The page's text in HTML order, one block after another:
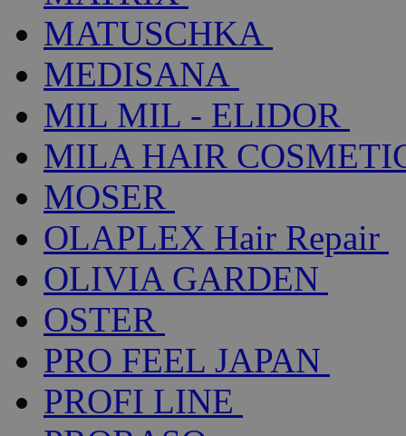
MATUSCHKA
MEDISANA
MIL MIL - ELIDOR
MILA HAIR
MOSER
OLAPLEX Hair Repair
OLIVIA GARDEN
OSTER
PRO FEEL JAPAN
PROFI LINE